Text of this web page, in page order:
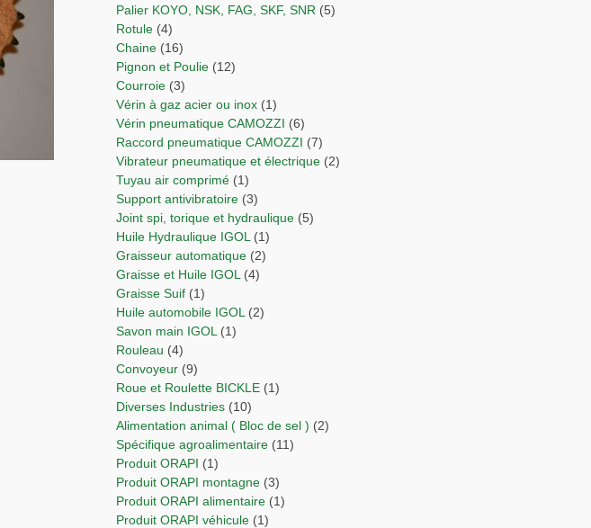
Palier KOYO, NSK, FAG, SKF, SNR (5)
Rotule (4)
Chaine (16)
Pignon et Poulie (12)
Courroie (3)
Vérin à gaz acier ou inox (1)
Vérin pneumatique CAMOZZI (6)
Raccord pneumatique CAMOZZI (7)
Vibrateur pneumatique et électrique (2)
Tuyau air comprimé (1)
Support antivibratoire (3)
Joint spi, torique et hydraulique (5)
Huile Hydraulique IGOL (1)
Graisseur automatique (2)
Graisse et Huile IGOL (4)
Graisse Suif (1)
Huile automobile IGOL (2)
Savon main IGOL (1)
Rouleau (4)
Convoyeur (9)
Roue et Roulette BICKLE (1)
Diverses Industries (10)
Alimentation animal ( Bloc de sel ) (2)
Spécifique agroalimentaire (11)
Produit ORAPI (1)
Produit ORAPI montagne (3)
Produit ORAPI alimentaire (1)
Produit ORAPI véhicule (1)